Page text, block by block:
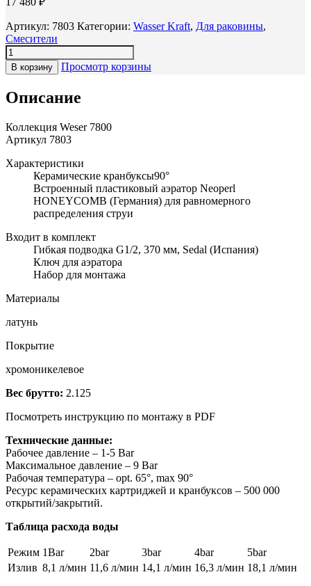
Артикул: 7803 Категории: Wasser Kraft, Для раковины,
Смесители
В корзину Просмотр корзины
Описание
Коллекция Weser 7800
Артикул 7803
Характеристики
Керамические кранбуксы90°
Встроенный пластиковый аэратор Neoperl
HONEYCOMB (Германия) для равномерного
распределения струи
Входит в комплект
Гибкая подводка G1/2, 370 мм, Sedal (Испания)
Ключ для аэратора
Набор для монтажа
Материалы
латунь
Покрытие
хромоникелевое
Вес брутто: 2.125
Посмотреть инструкцию по монтажу в PDF
Технические данные:
Рабочее давление – 1-5 Bar
Максимальное давление – 9 Bar
Рабочая температура – opt. 65°, max 90°
Ресурс керамических картриджей и кранбуксов – 500 000
открытий/закрытий.
Таблица расхода воды
Режим 1Bar 2bar 3bar 4bar
5bar
Излив 8,1 л/мин 11,6 л/мин 14,1 л/мин 16,3 л/мин 18,1 л/мин